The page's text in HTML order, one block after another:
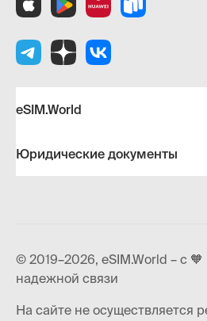
eSIM.World
Юридические документы
© 2019–2026, eSIM.World – с
надежной связи
На сайте не осуществляется